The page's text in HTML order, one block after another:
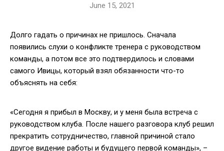
June 15, 2021
Долго гадать о причинах не пришлось. Сначала
появились слухи о конфликте тренера с руководством
команды, а потом все это подтвердилось и словами
самого Ивицы, который взял обязанности что-то
объяснять на себя:
«Сегодня я прибыл в Москву, и у меня была встреча с
руководством клуба. После нашего разговора клуб решил
прекратить сотрудничество, главной причиной стало
другое видение работы и будущего первой команды», –